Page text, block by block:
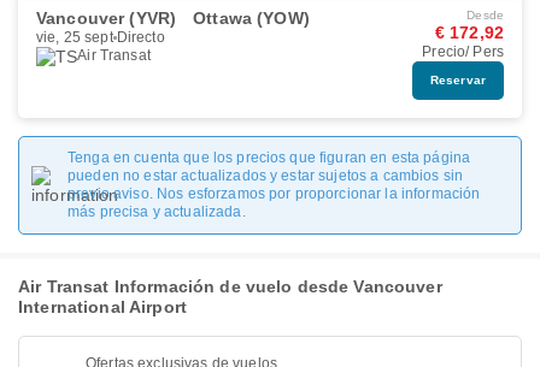
Vancouver (YVR) Ottawa (YOW)
vie, 25 sept Directo
Air Transat
Desde
€ 172,92
Precio/ Pers
Reservar
Tenga en cuenta que los precios que figuran en esta página
pueden no estar actualizados y estar sujetos a cambios sin
previo aviso. Nos esforzamos por proporcionar la información
más precisa y actualizada.
Air Transat Información de vuelo desde Vancouver
International Airport
Ofertas exclusivas de vuelos